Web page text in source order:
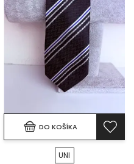
DO KOŠÍKA
UNI